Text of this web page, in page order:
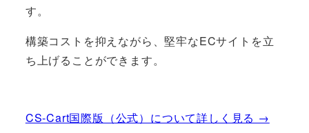
す。
構築コストを抑えながら、堅牢なECサイトを立
ち上げることができます。
CS-Cart国際版（公式）について詳しく見る →